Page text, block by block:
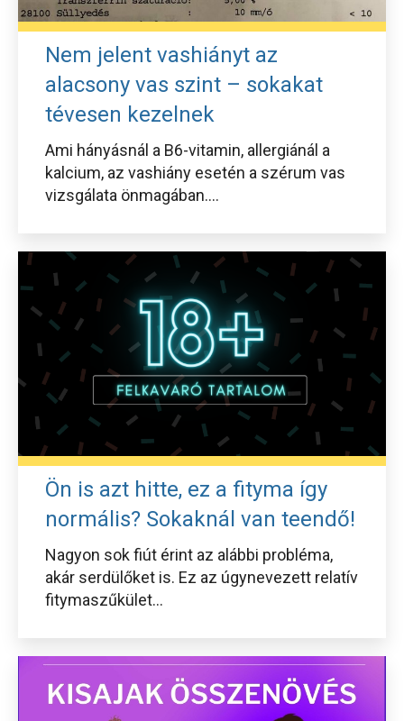
Nem jelent vashiányt az
alacsony vas szint – sokakat
tévesen kezelnek
Ami hányásnál a B6-vitamin, allergiánál a
kalcium, az vashiány esetén a szérum vas
vizsgálata önmagában....
Ön is azt hitte, ez a fityma így
normális? Sokaknál van teendő!
Nagyon sok fiút érint az alábbi probléma,
akár serdülőket is. Ez az úgynevezett relatív
fitymaszűkület...